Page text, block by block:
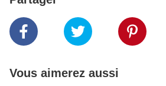
Vous aimerez aussi